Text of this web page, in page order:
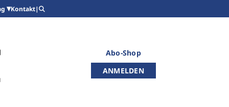
Kontakt|
Abo-Shop
ANMELDEN